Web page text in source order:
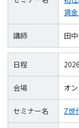
賃
講師 田
日程
会場 オ
セミナー名 Z世